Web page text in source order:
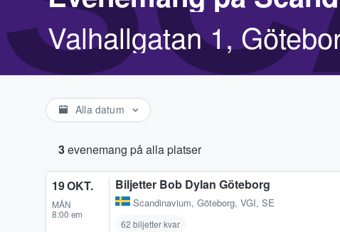
Valhallgatan 1,
Alla datum
3evenemang på alla platser
19 OKT.
MÅN
8:00 em
Biljetter Bob Dylan Göteborg
Scandinavium, Göteborg, VGI, SE
62 biljetter kvar